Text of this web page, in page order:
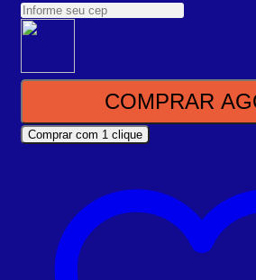
COMPRAR
Comprar com 1 clique